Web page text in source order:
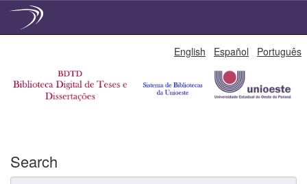
English Español Português
Search